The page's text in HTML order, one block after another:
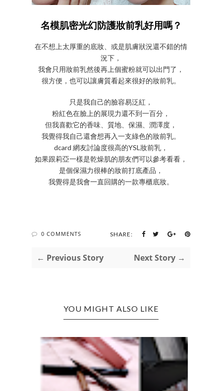
名模肌密光幻防護妝前乳好用嗎？
在不想上太厚重的底妝、或是肌膚狀況還不錯的情
況下，
我會只用妝前乳然後再上個蜜粉就可以出門了，
很方便，也可以讓膚質看起來很好的妝前乳。
只是我自己的臉容易泛紅，
粉紅色在臉上的展現力還不到一百分，
但我喜歡它的香味、質地、保濕、潤澤度，
我覺得我自己還會想再入一支綠色的妝前乳。
dcard 網友討論度很高的YSL妝前乳，
如果跟莉亞一樣是乾燥肌的朋友們可以參考看看，
是個保濕力很棒的妝前打底產品，
我覺得是我會一直回購的一款專櫃底妝。
0 COMMENTS SHARE:
← Previous Story Next Story →
YOU MIGHT ALSO LIKE